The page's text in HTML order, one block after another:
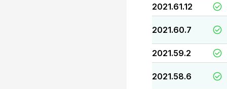
2021.61.12
2021.60.7
2021.59.2
2021.58.6